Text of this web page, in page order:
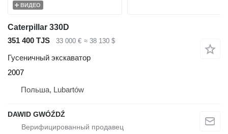
ВИДЕО
Caterpillar 330D
351 400 TJS
33 000 € ≈ 38 130 $
Гусеничный экскаватор
2007
Польша, Lubartów
DAWID GWÓŹDŹ